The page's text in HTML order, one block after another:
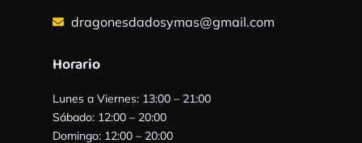
dragonesdadosymas@gmail.com
Horario
Lunes a Viernes: 13:00 – 21:00
Sábado: 12:00 – 20:00
Domingo: 12:00 – 20:00